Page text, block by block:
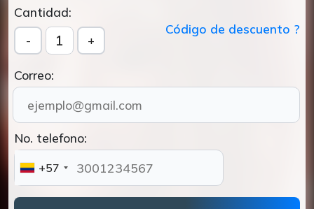
Cantidad:
- 1 +
Código de descuento ?
Correo:
No. telefono:
+57